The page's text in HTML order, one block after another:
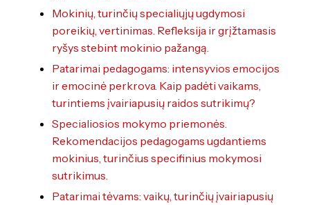
Mokinių, turinčių specialiųjų ugdymosi
poreikių, vertinimas. Refleksija ir grįžtamasis
ryšys stebint mokinio pažangą.
Patarimai pedagogams: intensyvios emocijos
ir emocinė perkrova. Kaip padėti vaikams,
turintiems įvairiapusių raidos sutrikimų?
Specialiosios mokymo priemonės.
Rekomendacijos pedagogams ugdantiems
mokinius, turinčius specifinius mokymosi
sutrikimus.
Patarimai tėvams: vaikų, turinčių įvairiapusių